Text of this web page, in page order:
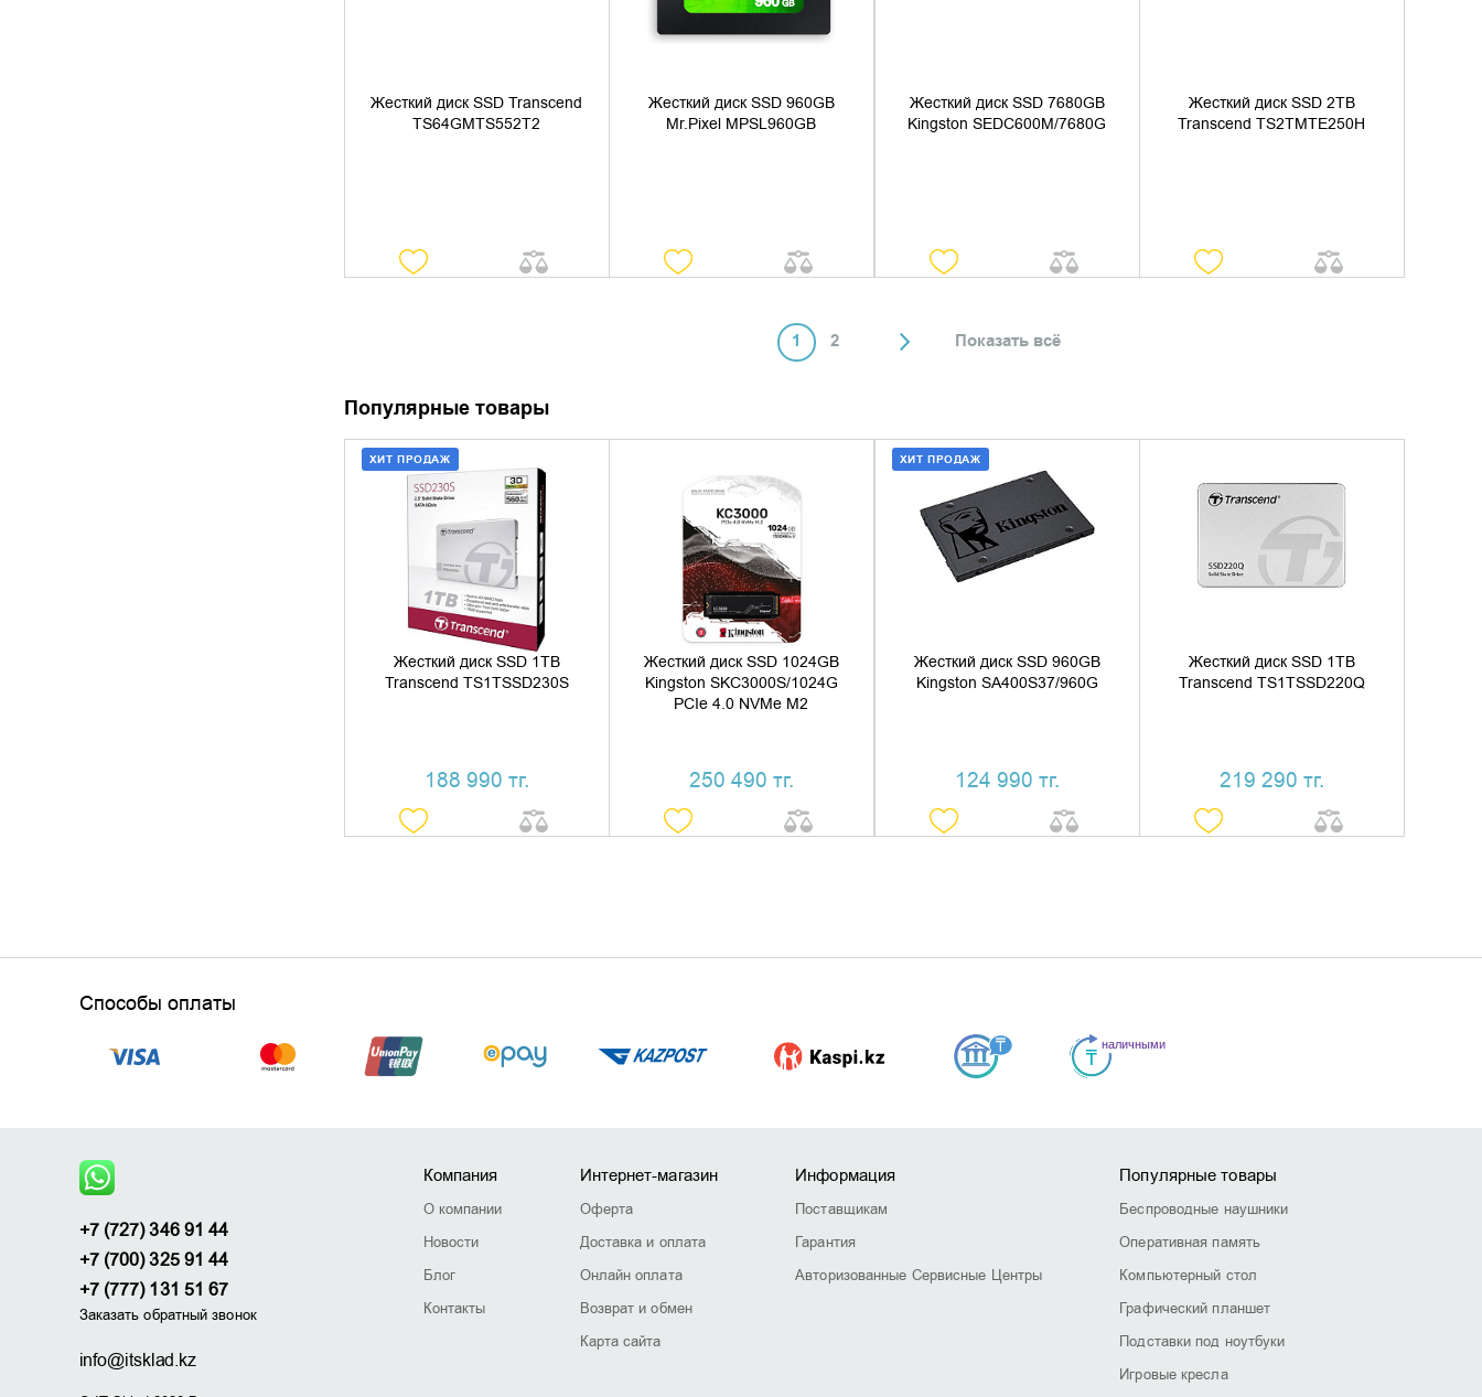
Жесткий диск SSD Transcend
TS64GMTS552T2
Жесткий диск SSD 960GB
Mr.Pixel MPSL960GB
Жесткий диск SSD 7680GB
Kingston SEDC600M/7680G
Жесткий диск SSD 2TB
Transcend TS2TMTE250H
1 2 Показать всё
Популярные товары
Жесткий диск SSD 1TB
Transcend TS1TSSD230S
188 990 тг.
ХИТ ПРОДАЖ
ДОБАВИТЬ В КОРЗИНУ
КУПИТЬ В 1 КЛИК
Жесткий диск SSD 1024GB
Kingston SKC3000S/1024G
PCIe 4.0 NVMe M2
250 490 тг.
ДОБАВИТЬ В КОРЗИНУ
КУПИТЬ В 1 КЛИК
Жесткий диск SSD 960GB
Kingston SA400S37/960G
124 990 тг.
ХИТ ПРОДАЖ
ДОБАВИТЬ В КОРЗИНУ
КУПИТЬ В 1 КЛИК
Жесткий диск SSD 1TB
Transcend TS1TSSD220Q
219 290 тг.
ДОБАВИТЬ В КОРЗИНУ
КУПИТЬ В 1 КЛИК
Способы оплаты
+7 (727) 346 91 44
+7 (700) 325 91 44
+7 (777) 131 51 67
Заказать обратный звонок
info@itsklad.kz
Компания
О компании
Новости
Блог
Контакты
Интернет-магазин
Оферта
Доставка и оплата
Онлайн оплата
Возврат и обмен
Карта сайта
Информация
Поставщикам
Гарантия
Авторизованные Сервисные Центры
Популярные товары
Беспроводные наушники
Оперативная память
Компьютерный стол
Графический планшет
Подставки под ноутбуки
Игровые кресла